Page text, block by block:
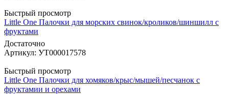
Быстрый просмотр
Little One Палочки для морских свинок/кроликов/шиншилл с
фруктами
Достаточно
Артикул: УТ000017578
Быстрый просмотр
Little One Палочки для хомяков/крыс/мышей/песчанок с
фруктамии и орехами